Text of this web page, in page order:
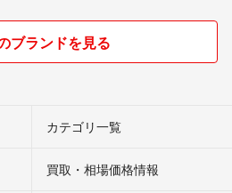
ブランドを見る
カテゴリ一覧
買取・相場価格情報